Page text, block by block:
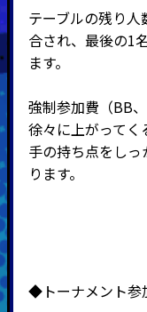
テーブルの残り
合され、最後の1
ます。
強制参加費（BB
徐々に上がって
手の持ち点をし
ります。
◆トーナメント参